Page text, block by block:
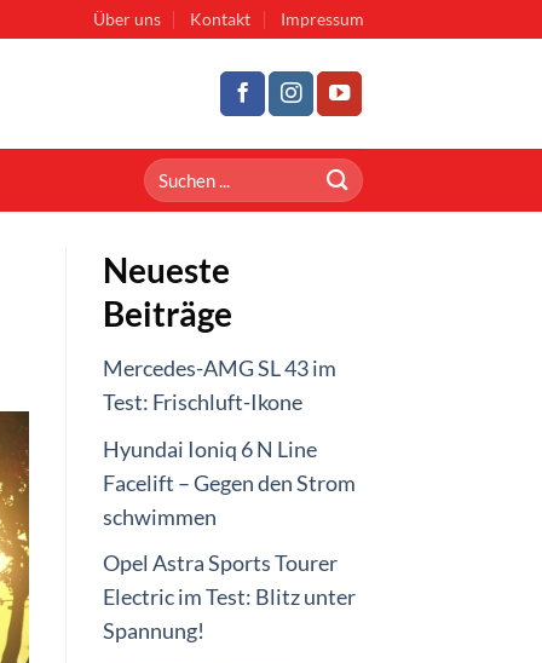
Über uns Kontakt Impressum
Neueste
Beiträge
Mercedes-AMG SL 43 im
Test: Frischluft-Ikone
Hyundai Ioniq 6 N Line
Facelift – Gegen den Strom
schwimmen
Opel Astra Sports Tourer
Electric im Test: Blitz unter
Spannung!